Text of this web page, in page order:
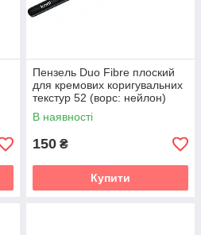
Пензель Duo Fibre плоский
для кремових коригувальних
текстур 52 (ворс: нейлон)
В наявності
150 ₴
Купити